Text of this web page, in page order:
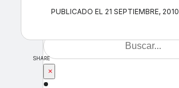
×
PUBLICADO EL 21 SEPTIEMBRE, 2010
SHARE